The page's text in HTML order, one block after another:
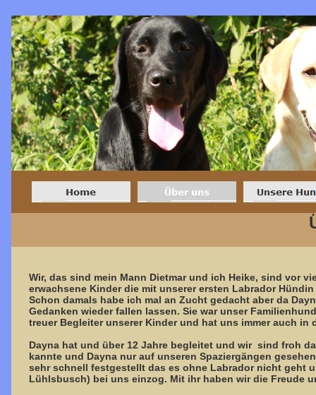
Wir, das sind mein Mann Dietmar und ich Heike, sind vor
erwachsene Kinder die mit unserer ersten Labrador
Schon damals habe ich mal an Zucht gedacht aber da
Gedanken wieder fallen lassen. Sie war unser
treuer Begleiter unserer Kinder und hat uns immer auch in
Dayna hat und über 12 Jahre begleitet und wir sind froh
kannte und Dayna nur auf unseren Spaziergängen
sehr schnell festgestellt das es ohne Labrador nicht geht
Lühlsbusch) bei uns einzog. Mit ihr haben wir die Freude